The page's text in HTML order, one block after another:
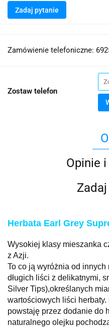
Zadaj pytanie
Zamówienie telefoniczne:
Zostaw telefon
Opinie
Herbata Earl Grey
Wysokiej klasy mieszanka
z Azji.
To co ją wyróżnia od innych
długich liści z delikatnymi,
Silver Tips),określanych
wartościowych liści
powstaję przez dodanie do
naturalnego olejku